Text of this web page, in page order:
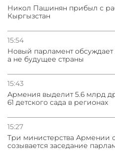
Никол Пашинян прибыл с
Кыргызстан
15:54
Новый парламент обсуждает
а не будущее страны
15:43
Армения выделит 5.6 млрд
61 детского сада в регионах
15:27
Три министерства Армении
созывается заседание